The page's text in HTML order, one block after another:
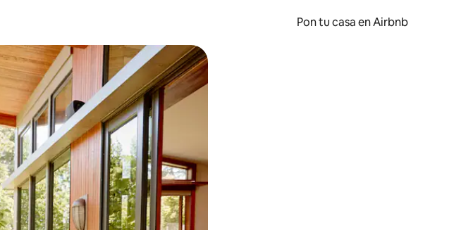
Pon tu casa en Airbnb